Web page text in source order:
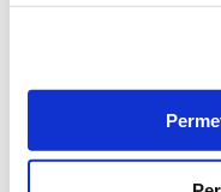
ARRÒS THAI
AMB CEBA I ALL